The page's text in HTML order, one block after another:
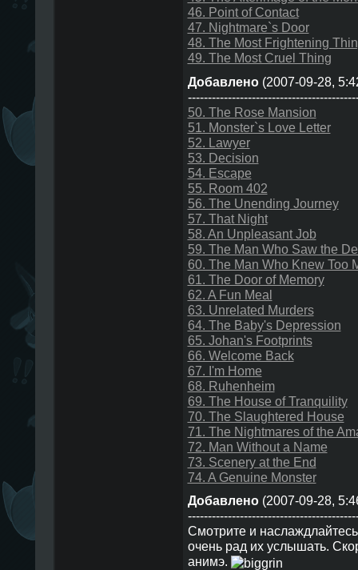
46. Point of Contact
47. Nightmare`s Door
48. The Most Frightening
49. The Most Cruel Thing
Добавлено(2007-09-28,
50. The Rose Mansion
51. Monster`s Love Letter
52. Lawyer
53. Decision
54. Escape
55. Room 402
56. The Unending Journey
57. That Night
58. An Unpleasant Job
59. The Man Who Saw the
60. The Man Who Knew Too
61. The Door of Memory
62. A Fun Meal
63. Unrelated Murders
64. The Baby's Depression
65. Johan's Footprints
66. Welcome Back
67. I'm Home
68. Ruhenheim
69. The House of Tranquility
70. The Slaughtered House
71. The Nightmares of the
72. Man Without a Name
73. Scenery at the End
74. A Genuine Monster
Добавлено(2007-09-28,
Смотрите и
очень рад их услышать.
анимэ.